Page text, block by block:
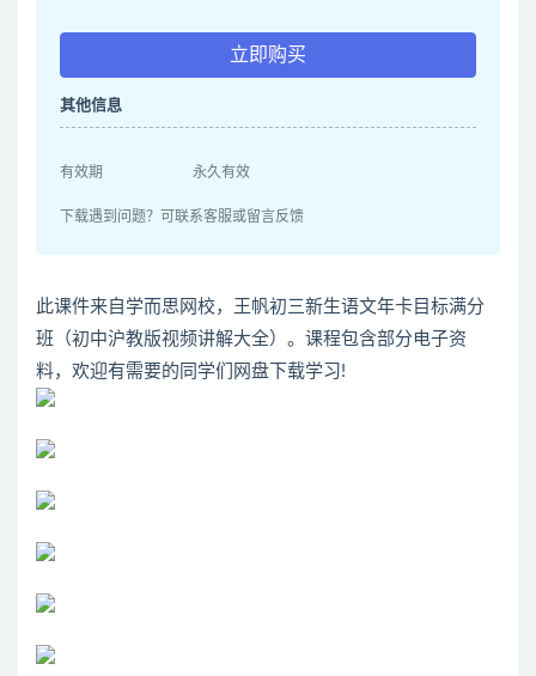
立即购买
其他信息
有效期 永久有效
下载遇到问题？可联系客服或留言反馈
此课件来自学而思网校，王帆初三新生语文年卡目标满分
班（初中沪教版视频讲解大全）。课程包含部分电子资
料，欢迎有需要的同学们网盘下载学习!